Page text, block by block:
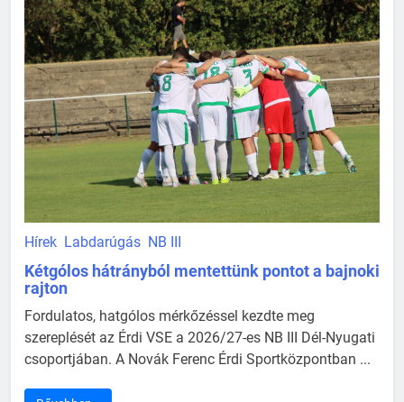
Hírek Labdarúgás NB III
Kétgólos hátrányból mentettünk pontot a bajnoki
rajton
Fordulatos, hatgólos mérkőzéssel kezdte meg
szereplését az Érdi VSE a 2026/27-es NB III Dél-Nyugati
csoportjában. A Novák Ferenc Érdi Sportközpontban ...